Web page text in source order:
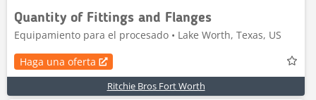
Quantity of Fittings and Flanges
Equipamiento para el procesado • Lake Worth, Texas, US
Haga una oferta
Ritchie Bros Fort Worth